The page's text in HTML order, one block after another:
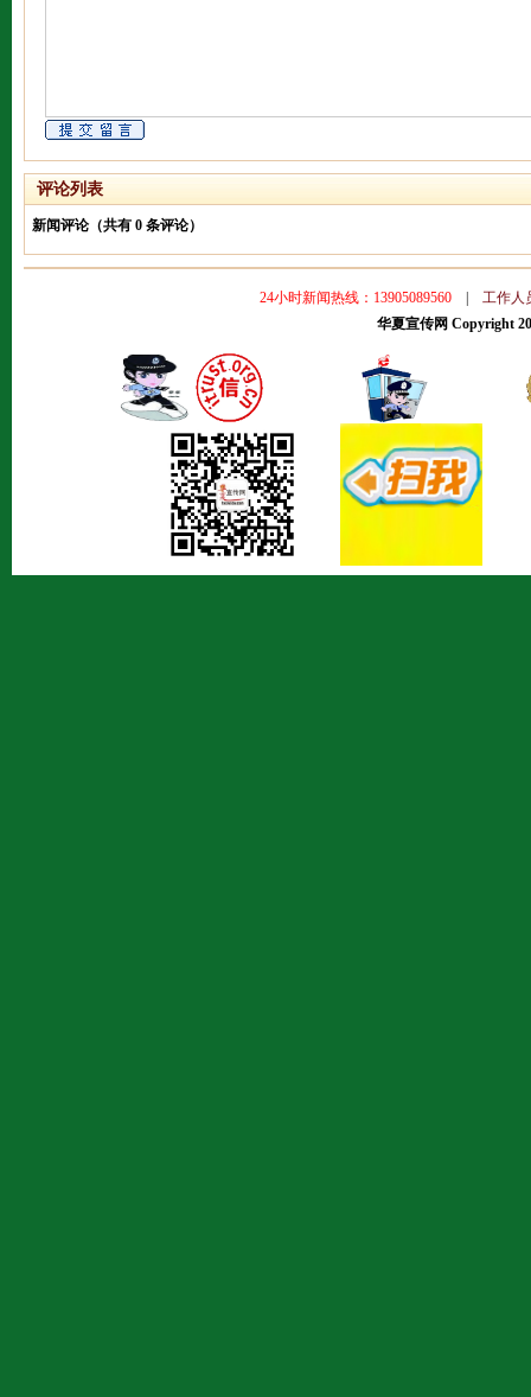
评论列表
新闻评论（共有 0 条评论）
24小时新闻热线：13905089560| 工作人
华夏宣传网 Copyright